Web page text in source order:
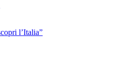
l’Italia”